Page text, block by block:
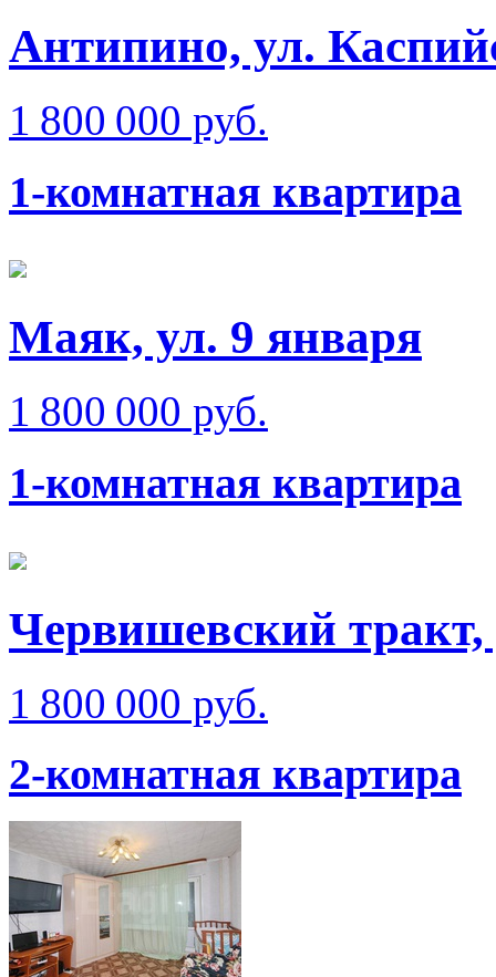
Антипино, ул.
1 800 000 руб.
1-комнатная квартира
Маяк, ул. 9 января
1 800 000 руб.
1-комнатная квартира
Червишевский
1 800 000 руб.
2-комнатная квартира